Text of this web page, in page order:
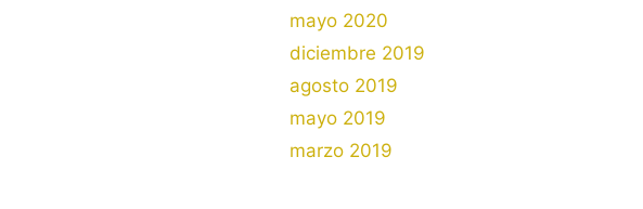
mayo 2020
diciembre 2019
agosto 2019
mayo 2019
marzo 2019